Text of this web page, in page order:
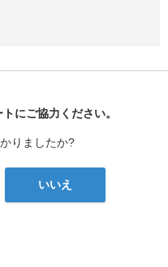
にご協力ください。
りましたか?
いいえ